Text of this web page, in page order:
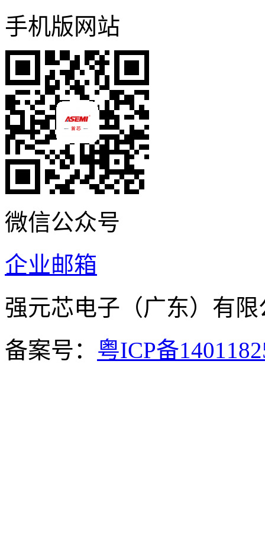
手机版网站
微信公众号
企业邮箱
强元芯电子（广东）
备案号： 粤ICP备